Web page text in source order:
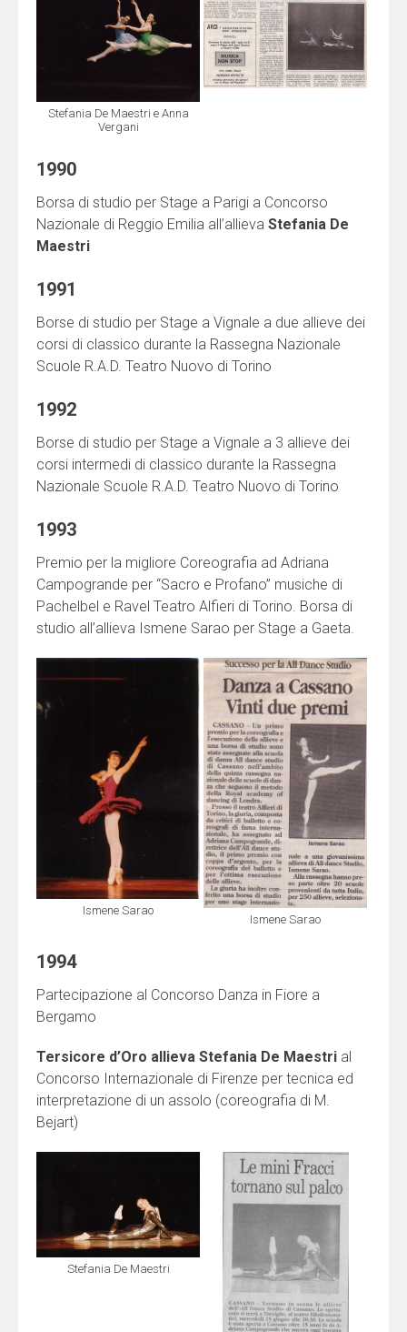
Stefania De Maestri e Anna
Vergani
1990
Borsa di studio per Stage a Parigi a Concorso
Nazionale di Reggio Emilia all’allieva Stefania De
Maestri
1991
Borse di studio per Stage a Vignale a due allieve dei
corsi di classico durante la Rassegna Nazionale
Scuole R.A.D. Teatro Nuovo di Torino
1992
Borse di studio per Stage a Vignale a 3 allieve dei
corsi intermedi di classico durante la Rassegna
Nazionale Scuole R.A.D. Teatro Nuovo di Torino
1993
Premio per la migliore Coreografia ad Adriana
Campogrande per “Sacro e Profano” musiche di
Pachelbel e Ravel Teatro Alfieri di Torino. Borsa di
studio all’allieva Ismene Sarao per Stage a Gaeta.
Ismene Sarao
Ismene Sarao
1994
Partecipazione al Concorso Danza in Fiore a
Bergamo
Tersicore d’Oro allieva Stefania De Maestri al
Concorso Internazionale di Firenze per tecnica ed
interpretazione di un assolo (coreografia di M.
Bejart)
Stefania De Maestri